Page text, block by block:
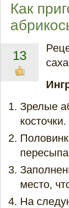
Как
13
Зрелые
косточки.
место,
На